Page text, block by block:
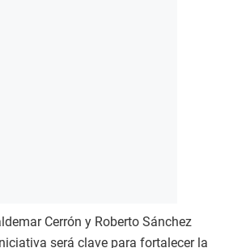
Cerrón y Roberto Sánchez
será clave para fortalecer la